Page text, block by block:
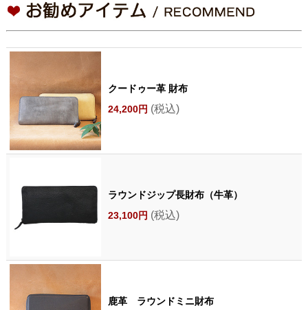
クードゥー革 財布
24,200円 (税込)
ラウンドジップ長財布（牛革）
23,100円 (税込)
鹿革 ラウンドミニ財布